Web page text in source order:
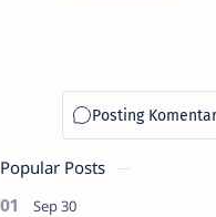
Popular Posts